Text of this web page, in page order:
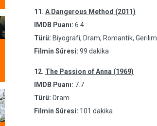
11. A Dangerous Method (2011)
IMDB Puanı: 6.4
Türü: Biyografi, Dram, Romantik, Gerilim
Filmin Süresi: 99 dakika
12. The Passion of Anna (1969)
IMDB Puanı: 7.7
Türü: Dram
Filmin Süresi: 101 dakika